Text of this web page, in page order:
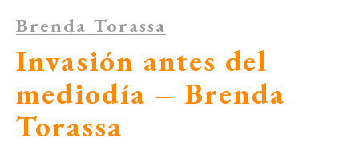
Brenda Torassa
Invasión antes del
mediodía – Brenda
Torassa